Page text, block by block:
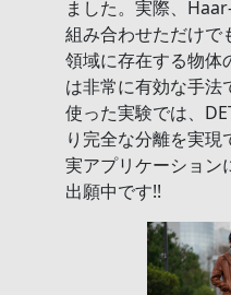
ました。実際、
組み合わせただけで
領域に存在する物体
は非常に有効な手法
使った実験では、
り完全な分離を実現
実アプリケーション
出願中です!!